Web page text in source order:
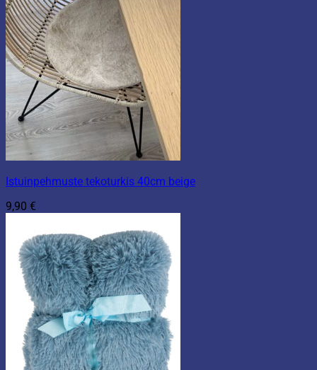
Istuinpehmuste tekoturkis 40cm beige
9,90 €